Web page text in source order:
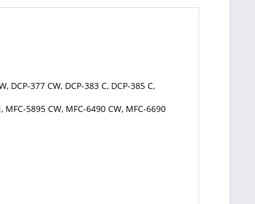
DCP-377 CW, DCP-383 C, DCP-385 C,
MFC-5895 CW, MFC-6490 CW, MFC-6690